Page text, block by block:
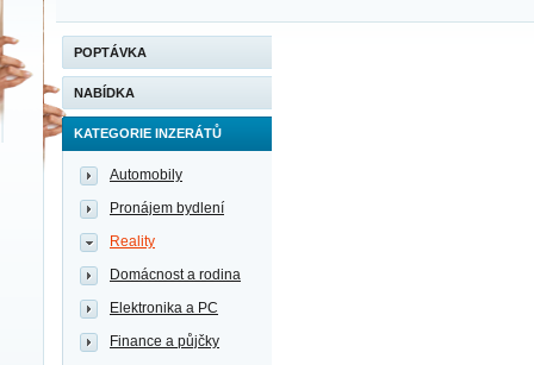
POPTÁVKA
NABÍDKA
KATEGORIE INZERÁTŮ
Automobily
Pronájem bydlení
Reality
Domácnost a rodina
Elektronika a PC
Finance a půjčky